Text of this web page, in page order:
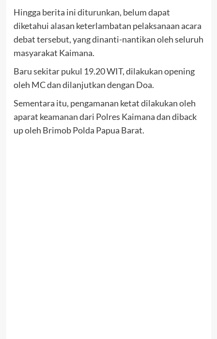
Hingga berita ini diturunkan, belum dapat
diketahui alasan keterlambatan pelaksanaan acara
debat tersebut, yang dinanti-nantikan oleh seluruh
masyarakat Kaimana.
Baru sekitar pukul 19.20 WIT, dilakukan opening
oleh MC dan dilanjutkan dengan Doa.
Sementara itu, pengamanan ketat dilakukan oleh
aparat keamanan dari Polres Kaimana dan diback
up oleh Brimob Polda Papua Barat.